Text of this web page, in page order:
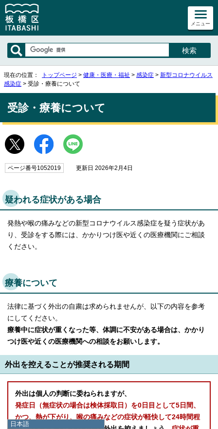
メニュー
日本語
現在の位置： トップページ > 健康・医療・福祉 > 感染症 > 新型コロナウイルス
感染症 > 受診・療養について
受診・療養について
ページ番号1052019 更新日 2026年2月4日
疑われる症状がある場合
発熱や喉の痛みなどの新型コロナウイルス感染症を疑う症状があ
り、受診をする際には、かかりつけ医や近くの医療機関にご相談
ください。
療養について
法律に基づく外出の自粛は求められませんが、以下の内容を参考
にしてください。
療養中に症状が重くなった等、体調に不安がある場合は、かかり
つけ医や近くの医療機関への相談をお願いします。
外出を控えることが推奨される期間
外出は個人の判断に委ねられますが、
発症日（無症状の場合は検体採取日）を0日目として5日間、
かつ、熱が下がり、喉の痛みなどの症状が軽快して24時間程